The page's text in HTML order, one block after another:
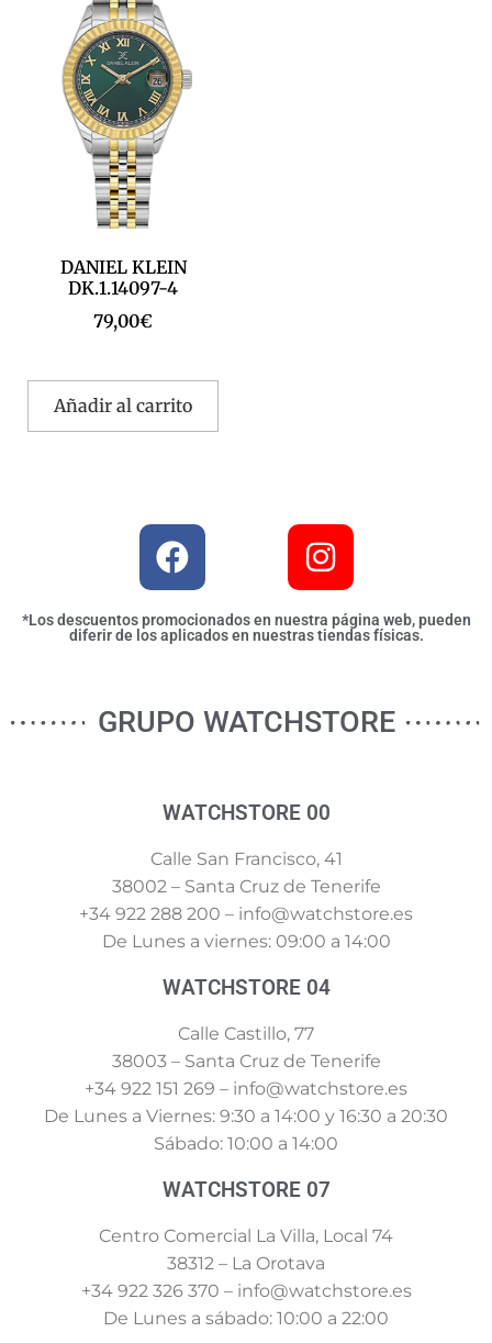
DANIEL KLEIN
DK.1.14097-4
79,00€
Añadir al carrito
*Los descuentos promocionados en nuestra página web, pueden
diferir de los aplicados en nuestras tiendas físicas.
GRUPO WATCHSTORE
WATCHSTORE 00
Calle San Francisco, 41
38002 – Santa Cruz de Tenerife
+34 922 288 200 – info@watchstore.es
De Lunes a viernes: 09:00 a 14:00
WATCHSTORE 04
Calle Castillo, 77
38003 – Santa Cruz de Tenerife
+34 922 151 269 – info@watchstore.es
De Lunes a Viernes: 9:30 a 14:00 y 16:30 a 20:30
Sábado: 10:00 a 14:00
WATCHSTORE 07
Centro Comercial La Villa, Local 74
38312 – La Orotava
+34 922 326 370 – info@watchstore.es
De Lunes a sábado: 10:00 a 22:00